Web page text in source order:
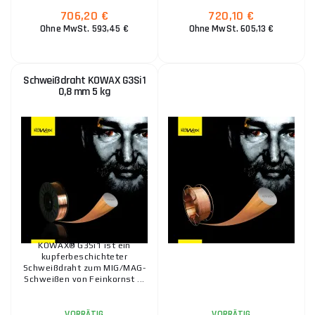
VORRÄTIG ks 0,90 €
PANTERMAX PM3000 Vordere Abdeckfolie
ks IN DEN WARENKORB 2,50 €
PANTERMAX Selbstabdunkelnde Kapuze 3000
VORRÄTIG IN DEN WARENKORB 101,20 €
IN DEN WARENKORB
706,20 €
Ohne MwSt. 593,45 €
720,10 €
Ohne MwSt. 605,13 €
Schweißdraht KOWAX G3Si1
0,8 mm 5 kg
KOWAX® G3Si1 ist ein
kupferbeschichteter
Schweißdraht zum MIG/MAG-
Schweißen von Feinkornst ...